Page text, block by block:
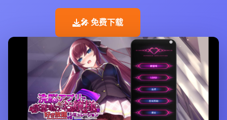
🎤 免费下载